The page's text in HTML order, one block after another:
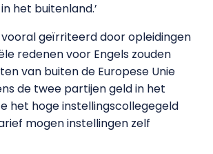
het buitenland.’
vooral geïrriteerd door opleidingen
redenen voor Engels zouden
van buiten de Europese Unie
de twee partijen geld in het
het hoge instellingscollegegeld
mogen instellingen zelf